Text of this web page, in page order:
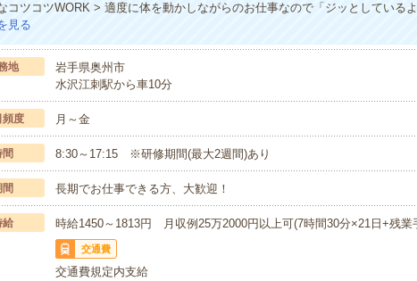
コツコツWORK > 適度に体を動かしながらのお仕事なので「ジッとしている
見る
地
岩手県奥州市
水沢江刺駅から車10分
頻度 月～金
間 8:30～17:15 ※研修期間(最大2週間)あり
長期でお仕事できる方、大歓迎！
給 時給1450～1813円 月収例25万2000円以上可(7時間30分×21日+残業
交通費
交通費規定内支給